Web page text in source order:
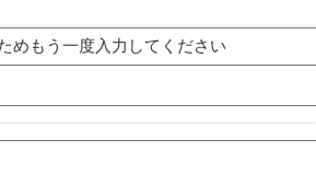
めもう一度入力してください